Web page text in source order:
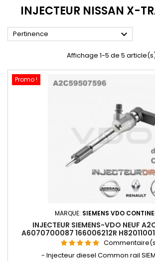
INJECTEUR NISSAN X-
Pertinence 
Affichage 1-5 de 5
Promo !
MARQUE: SIEMENS VDO
INJECTEUR SIEMENS-VDO NEUF
A6070700087 166006212R
- Injecteur diesel Common rail